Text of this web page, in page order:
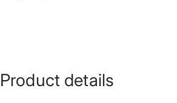
Product details